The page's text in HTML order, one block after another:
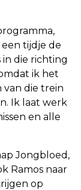
tijdje de
die richting
ik het
die trein
Ik laat werk
en alle
Jongbloed,
Ramos naar
op